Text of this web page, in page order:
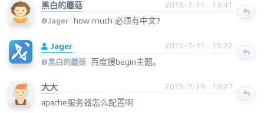
黑白的蘑菇
2015-7-11 · 14:41
@Jager how much 必须有中文?
Jager
2015-7-11 · 15:22
@黑白的蘑菇 百度搜begin主题。
大大 2015-7-29 · 18:27
apache服务器怎么配置啊